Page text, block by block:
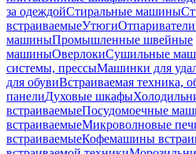
за одеждойСтиральные машины
встраиваемыеУтюгиОтпариватели
машиныПромышленные швейные
машиныОверлокиСушильные
системы, прессыМашинки для
для обувиВстраиваемая техника,
панелиДуховые шкафы
встраиваемыеПосудомоечные
встраиваемыеМикроволновые
встраиваемыеКофемашины